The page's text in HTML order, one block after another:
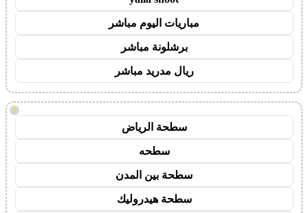
مباريات اليوم مباشر
برشلونة مباشر
ريال مدريد مباشر
!
سطحة الرياض
سطحه
سطحة بين المدن
سطحة هيدروليك